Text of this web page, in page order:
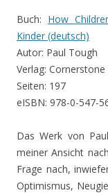
Buch: How
Kinder (deutsch)
Autor: Paul Tough
Verlag:
Seiten: 197
eISBN: 978-0-547-
Das Werk von
meiner Ansicht
Frage nach,
Optimismus,